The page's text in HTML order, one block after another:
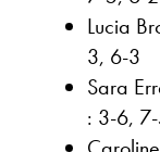
Lucia
3, 6-3
Sara
: 3-6,